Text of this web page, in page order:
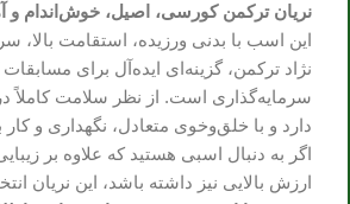
نریان ترکمن کورسی، اصیل، خوش‌اندام و
این اسب با بدنی ورزیده، استقامت
نژاد ترکمن، گزینه‌ای ایده‌آل برای
سرمایه‌گذاری است. از نظر سلامت کاملاً
دارد و با خلق‌وخوی متعادل، نگهداری و
اگر به دنبال اسبی هستید که علاوه بر
ارزش بالایی نیز داشته باشد، این نریان